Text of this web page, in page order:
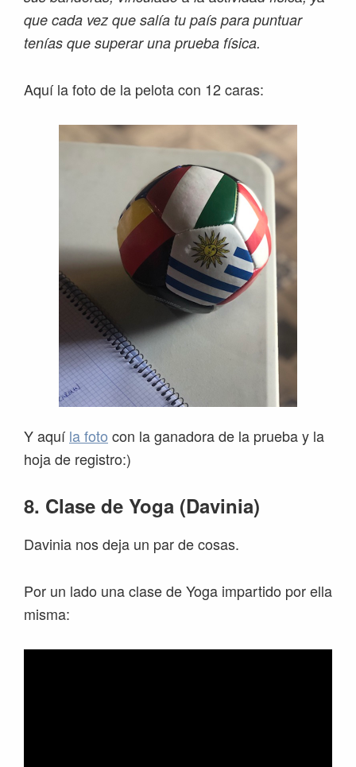
que cada vez que salía tu país para puntuar
tenías que superar una prueba física.
Aquí la foto de la pelota con 12 caras:
Y aquíla foto con la ganadora de la prueba y la
hoja de registro:)
8. Clase de Yoga (Davinia)
Davinia nos deja un par de cosas.
Por un lado una clase de Yoga impartido por ella
misma: